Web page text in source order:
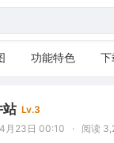
功能特色 下
站 Lv.3
月23日 00:10
· 阅读